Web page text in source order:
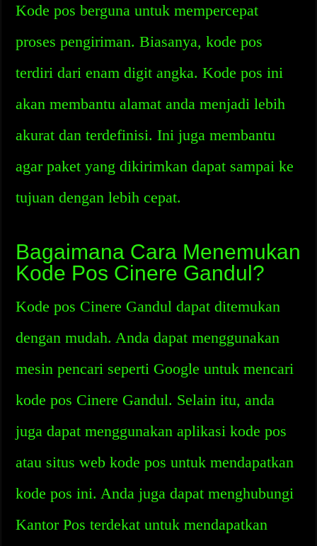
Kode pos berguna untuk mempercepat
proses pengiriman. Biasanya, kode pos
terdiri dari enam digit angka. Kode pos ini
akan membantu alamat anda menjadi lebih
akurat dan terdefinisi. Ini juga membantu
agar paket yang dikirimkan dapat sampai ke
tujuan dengan lebih cepat.
Bagaimana Cara Menemukan
Kode Pos Cinere Gandul?
Kode pos Cinere Gandul dapat ditemukan
dengan mudah. Anda dapat menggunakan
mesin pencari seperti Google untuk mencari
kode pos Cinere Gandul. Selain itu, anda
juga dapat menggunakan aplikasi kode pos
atau situs web kode pos untuk mendapatkan
kode pos ini. Anda juga dapat menghubungi
Kantor Pos terdekat untuk mendapatkan